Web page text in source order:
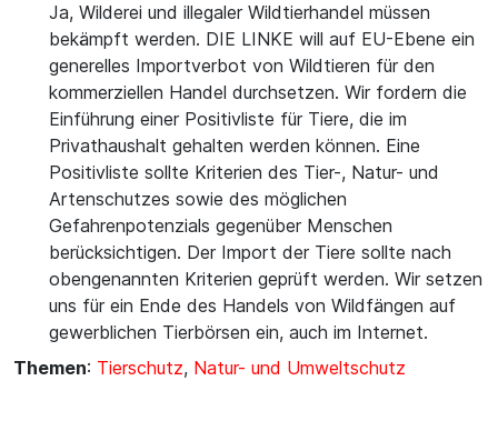
Ja, Wilderei und illegaler Wildtierhandel müssen
bekämpft werden. DIE LINKE will auf EU-Ebene ein
generelles Importverbot von Wildtieren für den
kommerziellen Handel durchsetzen. Wir fordern die
Einführung einer Positivliste für Tiere, die im
Privathaushalt gehalten werden können. Eine
Positivliste sollte Kriterien des Tier-, Natur- und
Artenschutzes sowie des möglichen
Gefahrenpotenzials gegenüber Menschen
berücksichtigen. Der Import der Tiere sollte nach
obengenannten Kriterien geprüft werden. Wir setzen
uns für ein Ende des Handels von Wildfängen auf
gewerblichen Tierbörsen ein, auch im Internet.
Themen: Tierschutz, Natur- und Umweltschutz